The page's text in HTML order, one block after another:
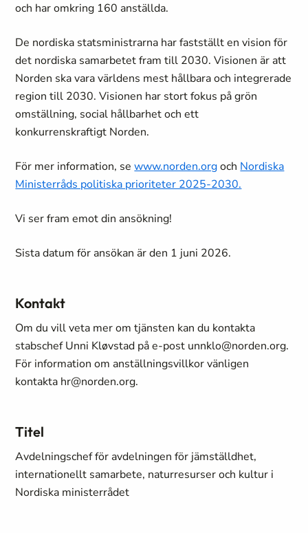
och har omkring 160 anställda.
De nordiska statsministrarna har fastställt en vision för
det nordiska samarbetet fram till 2030. Visionen är att
Norden ska vara världens mest hållbara och integrerade
region till 2030. Visionen har stort fokus på grön
omställning, social hållbarhet och ett
konkurrenskraftigt Norden.
För mer information, sewww.norden.orgoch Nordiska
Ministerråds politiska prioriteter 2025-2030.
Vi ser fram emot din ansökning!
Sista datum för ansökan är den 1 juni 2026.
Kontakt
Om du vill veta mer om tjänsten kan du kontakta
stabschef Unni Kløvstad på e-post unnklo@norden.org.
För information om anställningsvillkor vänligen
kontakta hr@norden.org.
Titel
Avdelningschef för avdelningen för jämställdhet,
internationellt samarbete, naturresurser och kultur i
Nordiska ministerrådet